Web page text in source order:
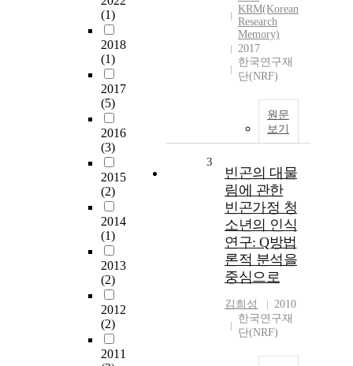
(1)
2018
(1)
2017
(5)
2016
(3)
2015
(2)
2014
(1)
2013
(2)
2012
(2)
2011
KRM(Korean
Research
Memory)
2017
한국연구재
단(NRF)
원문
보기
3
빈곤의 대물
림에 관한
빈곤가정 청
소년의 인식
연구: Q방법
론적 분석을
중심으로
김희성
2010
한국연구재
단(NRF)